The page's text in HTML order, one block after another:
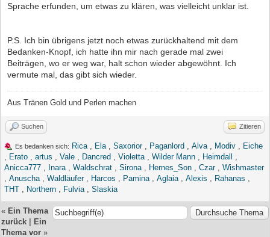
Sprache erfunden, um etwas zu klären, was vielleicht unklar ist.
P.S. Ich bin übrigens jetzt noch etwas zurückhaltend mit dem
Bedanken-Knopf, ich hatte ihn mir nach gerade mal zwei
Beiträgen, wo er weg war, halt schon wieder abgewöhnt. Ich
vermute mal, das gibt sich wieder.
Aus Tränen Gold und Perlen machen
Suchen Zitieren
Es bedanken sich: Rica Ela Saxorior, Paganlord Alva Modiv
Eiche
Erato artus Vale Dancred Violetta Wilder Mann Heimdall
Anicca777
Inara Waldschrat Sirona Hernes_Son Czar, Wishmaster
Anuscha Waldläufer, Harcos Pamina Aglaia Alexis Rahanas
THT
Northern Fulvia Slaskia
« Ein Thema
zurück
Ein
Thema vor »